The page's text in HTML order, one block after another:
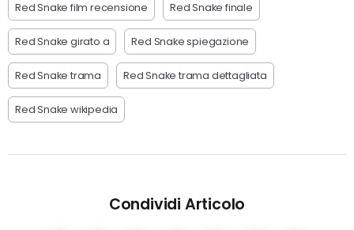
Red Snake film recensione Red Snake finale
Red Snake girato a Red Snake spiegazione
Red Snake trama Red Snake trama dettagliata
Red Snake wikipedia
Condividi Articolo